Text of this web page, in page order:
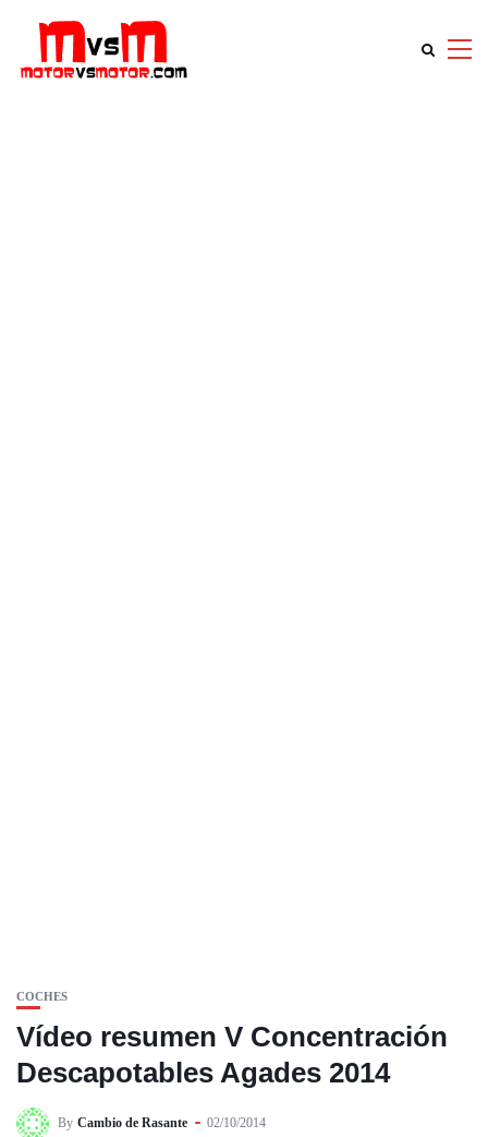
COCHES
Vídeo resumen V Concentración
Descapotables Agades 2014
By Cambio de Rasante 02/10/2014